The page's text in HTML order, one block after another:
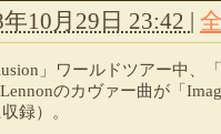
年10月29日 23:42
」ワールドツアー中、
のカヴァー曲が「
録）。